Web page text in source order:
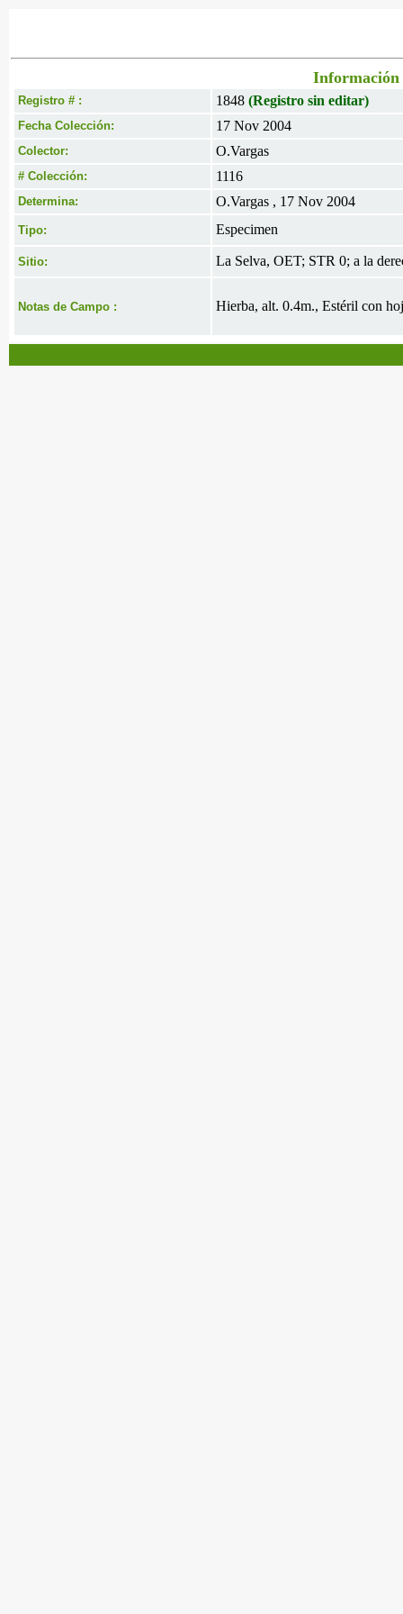
Información
Registro # : 1848 (Registro sin editar)
Fecha Colección: 17 Nov 2004
Colector: O.Vargas
# Colección: 1116
Determina: O.Vargas , 17 Nov 2004
Tipo: Especimen
Sitio: La Selva, OET; STR 0; a la
Notas de Campo : Hierba, alt. 0.4m., Estéril con